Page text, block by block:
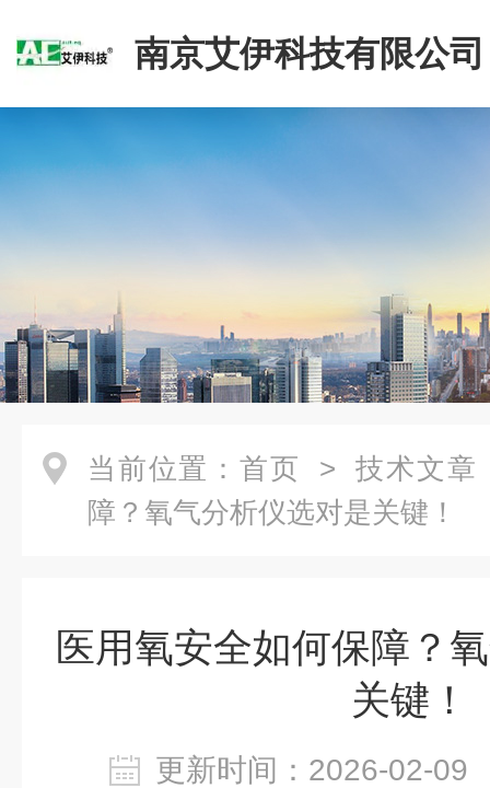
南京艾伊科技有限公司
当前位置： 首页 > 技术文章
障？氧气分析仪选对是关键！
医用氧安全如何保障？
关键！
更新时间：2026-02-